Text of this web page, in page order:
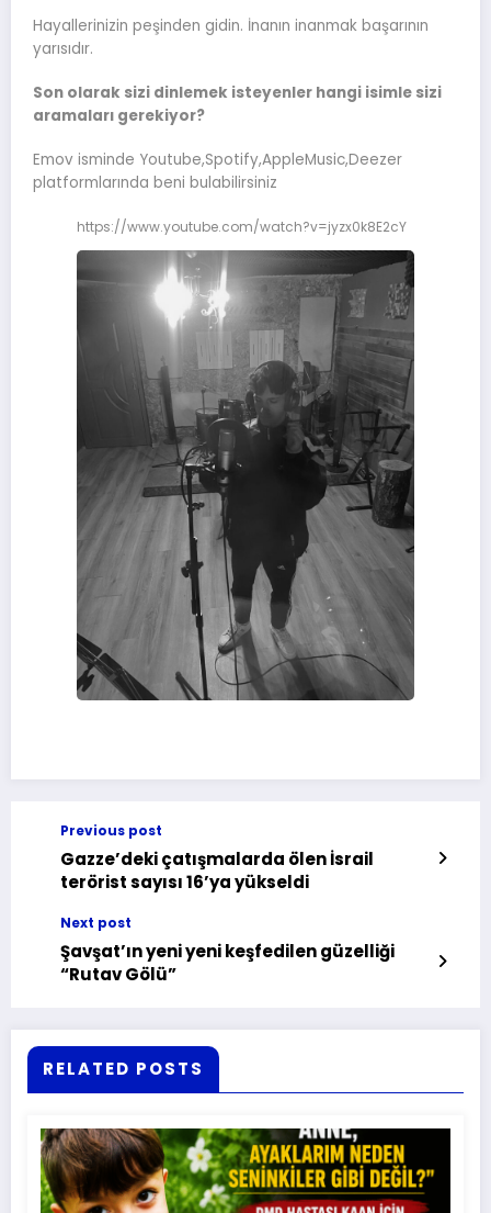
Hayallerinizin peşinden gidin. İnanın inanmak başarının
yarısıdır.
Son olarak sizi dinlemek isteyenler hangi isimle sizi
aramaları gerekiyor?
Emov isminde Youtube,Spotify,AppleMusic,Deezer
platformlarında beni bulabilirsiniz
https://www.youtube.com/watch?v=jyzx0k8E2cY
Previous post
Gazze’deki çatışmalarda ölen İsrail
terörist sayısı 16’ya yükseldi
Next post
Şavşat’ın yeni yeni keşfedilen güzelliği
“Rutav Gölü”
RELATED POSTS